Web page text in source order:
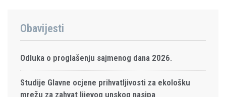
Obavijesti
Odluka o proglašenju sajmenog dana 2026.
Studije Glavne ocjene prihvatljivosti za ekološku
mrežu za zahvat lijevog unskog nasipa